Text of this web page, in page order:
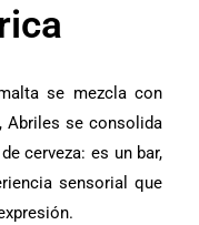
se mezcla con
Abriles se consolida
cerveza: es un bar,
sensorial que